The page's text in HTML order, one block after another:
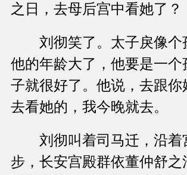
之日，去母后宫中看她了？
刘彻笑了。太子戾像个
他的年龄大了，他要是一个
子就很好了。他说，去跟你
去看她的，我今晚就去。
刘彻叫着司马迁，沿着
步，长安宫殿群依董仲舒之